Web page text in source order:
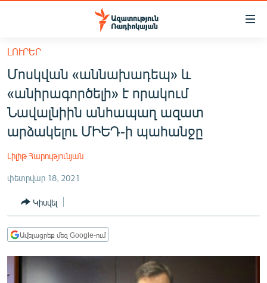
Մատչելիության
հիմնական
բովանդակությանը
Անցնել
հիմնական
մենյուին
Որոնում
ՀԱՅԱՍՏԱՆ
ՔԱՂԱՔԱԿԱՆ
ԸՆՏՐՈՒԹՅՈՒՆՆԵՐ 2026
ՊԱՏԵՐԱԶՄԻ 6 ՇԱԲԱԹՆԵՐԸ
ՏԱՐԱԾԱՇՐՋԱՆ
ՄԻՋԱԶԳԱՅԻՆ
ԼՈՒՐԵՐ
Մոսկվան «աննախադեպ» և
«անիրագործելի» է որակում
Նավալնիին անհապաղ ազատ
արձակելու ՄԻԵԴ-ի պահանջը
Լիլիթ Հարությունյան
փետրվար 18, 2021
Կիսվել
Ավելացրեք մեզ Google-ում